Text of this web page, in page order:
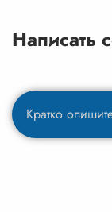
Написать